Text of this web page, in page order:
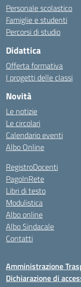
Personale scolastico
Famiglie e studenti
Percorsi di studio
Didattica
Offerta formativa
I progetti delle classi
Novità
Le notizie
Le circolari
Calendario eventi
Albo Online
RegistroDocenti
PagoInRete
Libri di testo
Modulistica
Albo online
Albo Sindacale
Contatti
Amministrazione
Dichiarazione di